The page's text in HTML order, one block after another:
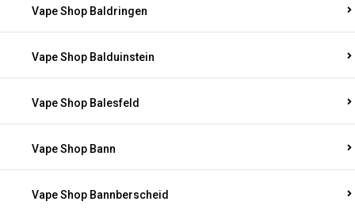
Vape Shop Baldringen
Vape Shop Balduinstein
Vape Shop Balesfeld
Vape Shop Bann
Vape Shop Bannberscheid